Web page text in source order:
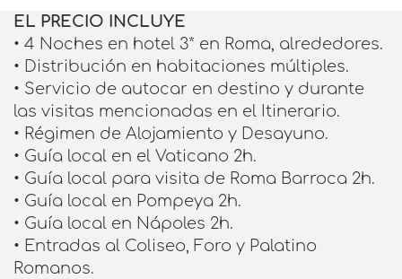
EL PRECIO INCLUYE
• 4 Noches en hotel 3* en Roma, alrededores.
• Distribución en habitaciones múltiples.
• Servicio de autocar en destino y durante
las visitas mencionadas en el Itinerario.
• Régimen de Alojamiento y Desayuno.
• Guía local en el Vaticano 2h.
• Guía local para visita de Roma Barroca 2h.
• Guía local en Pompeya 2h.
• Guía local en Nápoles 2h.
• Entradas al Coliseo, Foro y Palatino
Romanos.